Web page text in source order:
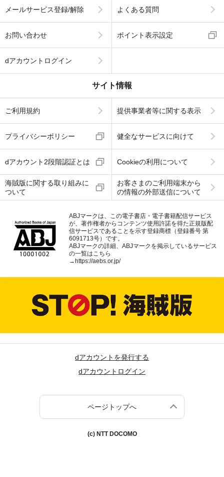
メールサービス登録/解除 よくある質問
お問い合わせ ポイント表示設定
dアカウントログイン
サイト情報
ご利用規約 提供事業者等に関する表示
プライバシーポリシー 健全なサービスに向けて
dアカウント2段階認証とは Cookieの利用について
海賊版に関する取り組みに
ついて
お客さまのご利用端末から
の情報の外部送信について
ABJマークは、この電子書店・電子書籍配信サービス
が、著作権者からコンテンツ使用許諾を得た正規版配
信サービスであることを示す登録商標（登録番号 第
6091713号）です。
ABJマークの詳細、ABJマークを掲示しているサービス
の一覧はこちら
→https://aebs.or.jp/
dアカウントを発行する
dアカウントログイン
ページトップへ
(c) NTT DOCOMO